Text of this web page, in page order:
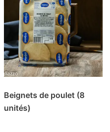
Beignets de poulet (8
unités)